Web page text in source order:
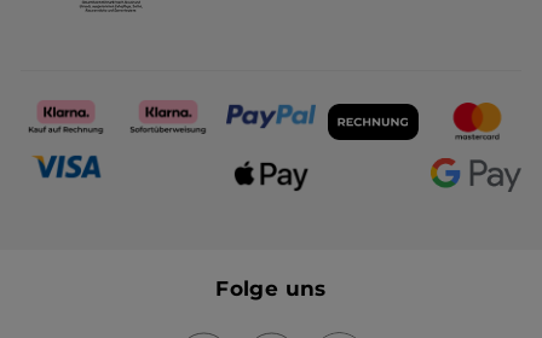
Folge uns